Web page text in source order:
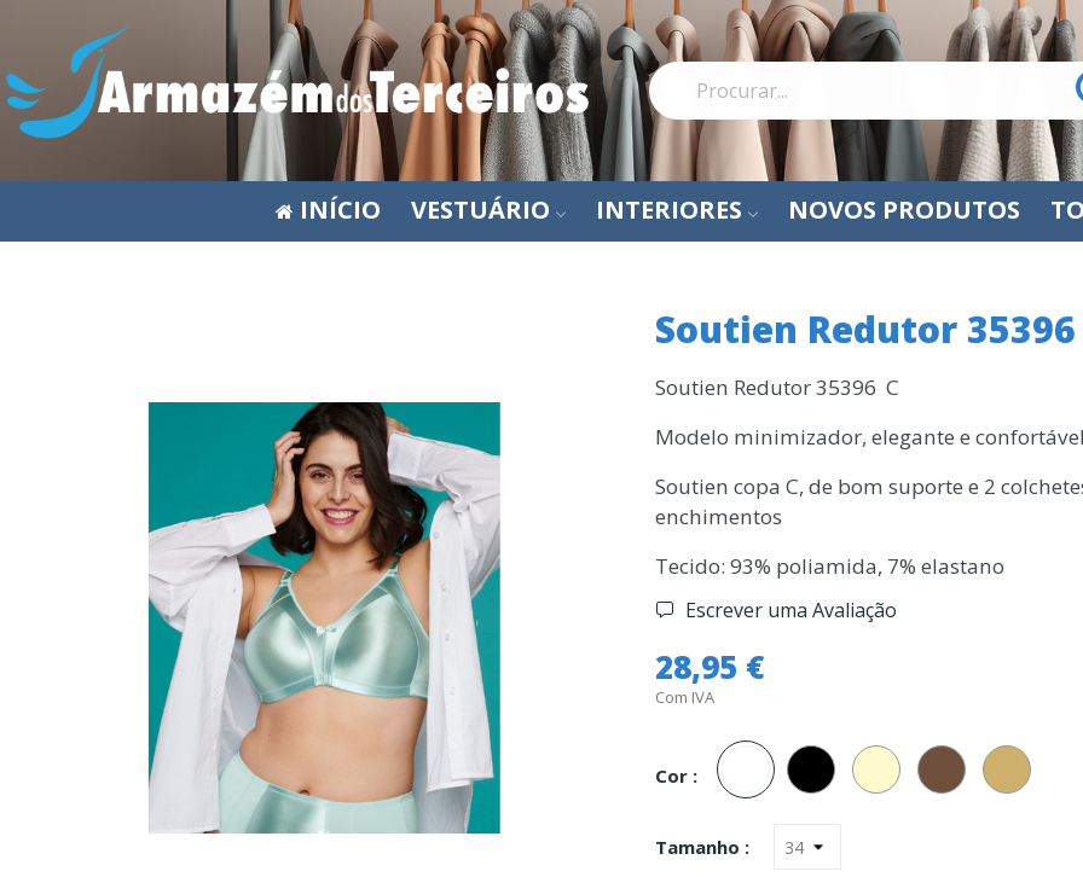
INÍCIO VESTUÁRIO INTERIORES NOVOS PRODUTOS
Soutien Redutor 35396
Soutien Redutor 35396 C
Modelo minimizador, elegante e
Soutien copa C, de bom suporte e 2
enchimentos
Tecido: 93% poliamida, 7% elastano
Escrever uma Avaliação
28,95 €
Com IVA
Cor :
Branco Preto ChampanheCastanhoPele
Tamanho :